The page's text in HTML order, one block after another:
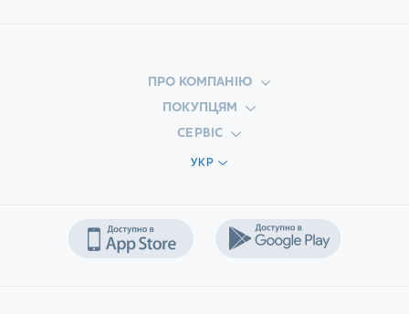
ПРО КОМПАНІЮ
ПОКУПЦЯМ
СЕРВІС
УКР